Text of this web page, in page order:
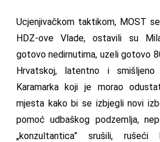
Ucjenjivačkom taktikom, MOST
HDZ-ove Vlade, ostavili su
gotovo nedirnutima, uzeli gotovo
Hrvatskoj, latentno i
Karamarka koji je morao
mjesta kako bi se izbjegli novi
pomoć udbaškog podzemlja,
„konzultantica” srušili, rušeći